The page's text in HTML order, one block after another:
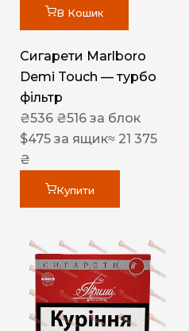
В Кошик
Сигарети Marlboro
Demi Touch — турбо
фільтр
₴536 ₴516 за блок
$475 за ящик≈ 21 375
₴
Купити